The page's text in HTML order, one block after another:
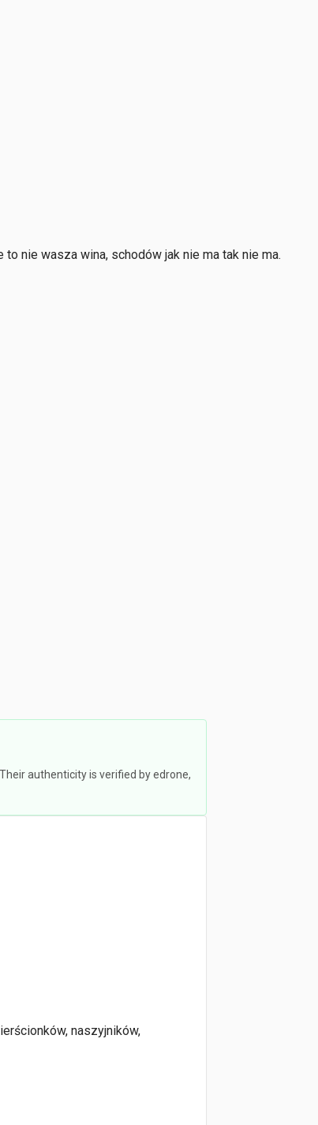
nie wasza wina, schodów jak nie ma tak nie ma.
authenticity is verified by edrone,
naszyjników,